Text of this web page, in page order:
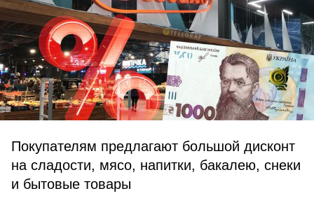
Покупателям предлагают большой дисконт
на сладости, мясо, напитки, бакалею, снеки
и бытовые товары